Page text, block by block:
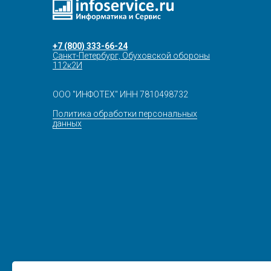
+7 (800) 333-66-24
Санкт-Петербург, Обуховской обороны
112к2И
ООО "ИНФОТЕХ" ИНН 7810498732
Политика обработки персональных
данных